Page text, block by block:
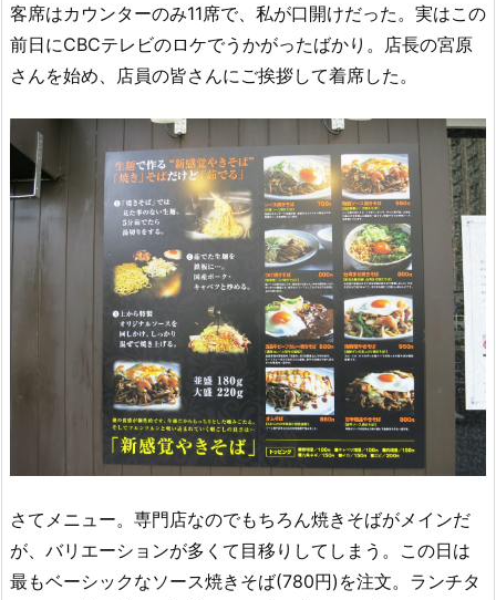
客席はカウンターのみ11席で、私が口開けだった。実はこの
前日にCBCテレビのロケでうかがったばかり。店長の宮原
さんを始め、店員の皆さんにご挨拶して着席した。
さてメニュー。専門店なのでもちろん焼きそばがメインだ
が、バリエーションが多くて目移りしてしまう。この日は
最もベーシックなソース焼きそば(780円)を注文。ランチタ